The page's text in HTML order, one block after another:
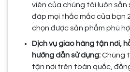
viên của chúng tôi luôn sẵn
đáp mọi thắc mắc của bạn
chọn được sản phẩm phù
Dịch vụ giao hàng tận nơi,
hướng dẫn sử dụng:Chúng
tận nơi trên toàn quốc,